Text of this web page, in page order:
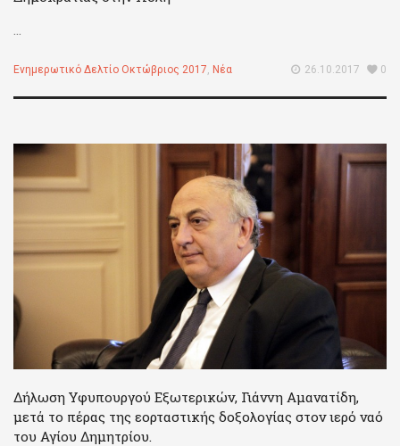
...
Ενημερωτικό Δελτίο Οκτώβριος 2017, Νέα 26.10.2017 0
Δήλωση Υφυπουργού Εξωτερικών, Γιάννη Αμανατίδη,
μετά το πέρας της εορταστικής δοξολογίας στον ιερό ναό
του Αγίου Δημητρίου.